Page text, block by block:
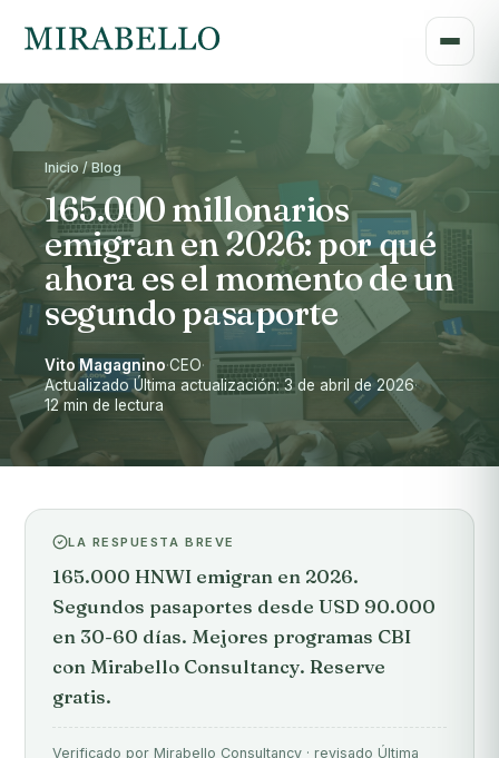
Inicio / Blog
165.000 millonarios
emigran en 2026: por qué
ahora es el momento de un
segundo pasaporte
Vito Magagnino·CEO·
Actualizado Última actualización: 3 de abril de 2026·
12 min de lectura
LA RESPUESTA BREVE
165.000 HNWI emigran en 2026.
Segundos pasaportes desde USD 90.000
en 30-60 días. Mejores programas CBI
con Mirabello Consultancy. Reserve
gratis.
Verificado por Mirabello Consultancy · revisado Última